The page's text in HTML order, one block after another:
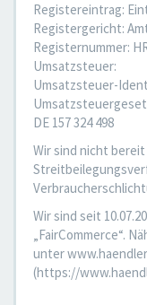
Registereintrag:
Registergericht:
Registernummer:
Umsatzsteuer:
Umsatzsteuer-
DE 157 324 498
Wir sind nicht
Wir sind seit
„FairCommerce“.
unter
(https://